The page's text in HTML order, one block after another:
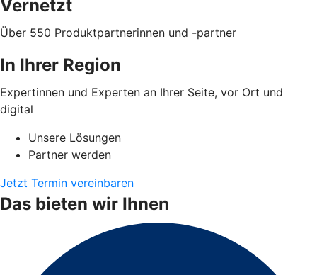
Vernetzt
Über 550 Produktpartnerinnen und -partner
In Ihrer Region
Expertinnen und Experten an Ihrer Seite, vor Ort und
digital
Unsere Lösungen
Partner werden
Jetzt Termin vereinbaren
Das bieten wir Ihnen